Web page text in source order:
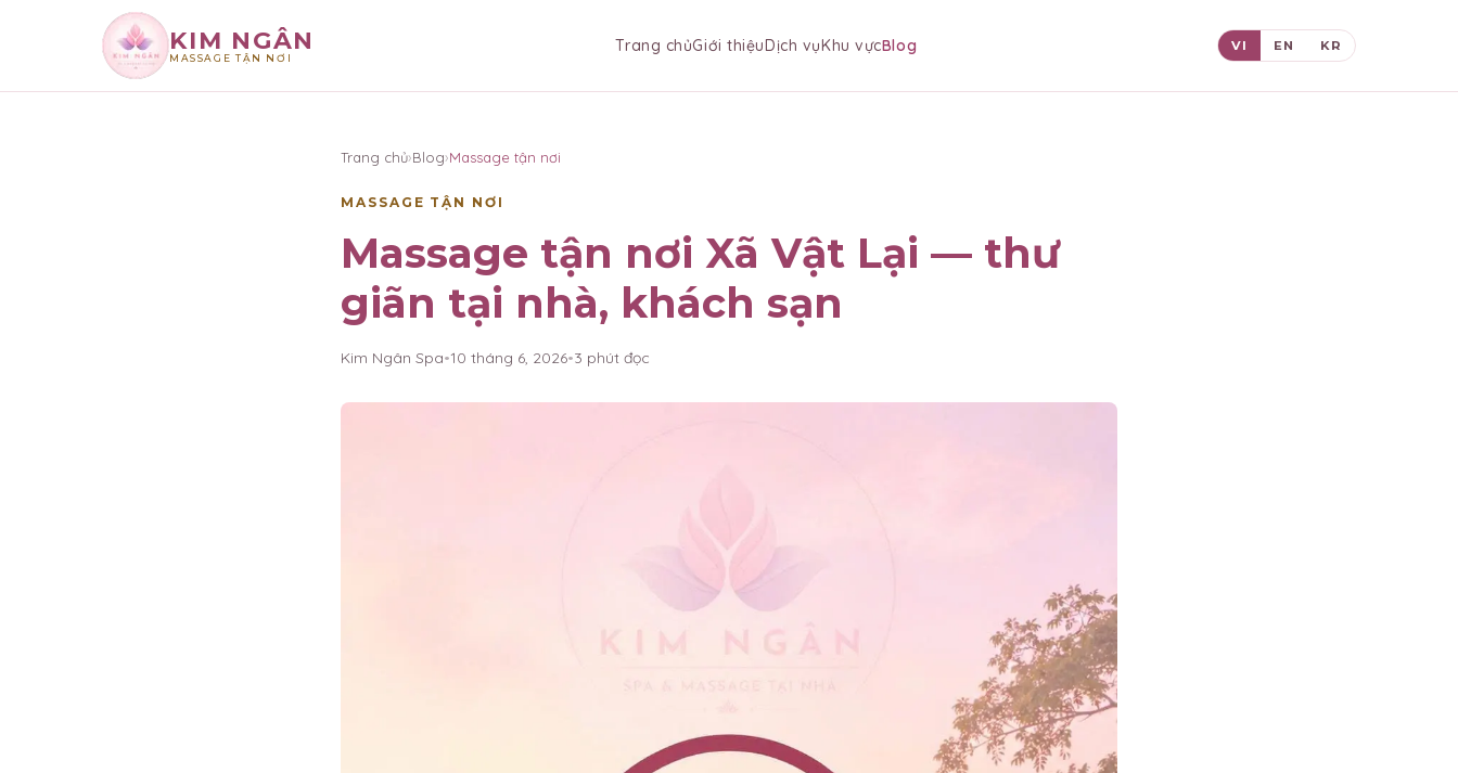
KIM NGÂN
MASSAGE TẬN NƠI
Trang chủGiới thiệuDịch vụKhu vựcBlog VI EN KR
Trang chủ›Blog›Massage tận nơi
MASSAGE TẬN NƠI
Massage tận nơi Xã Vật Lại — thư
giãn tại nhà, khách sạn
Kim Ngân Spa•10 tháng 6, 2026•3 phút đọc